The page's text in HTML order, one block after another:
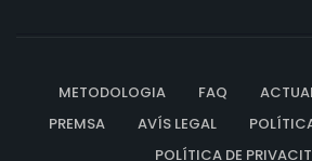
METODOLOGIA FAQ
PREMSA
AVÍS LEGAL
POLÍTICA DE